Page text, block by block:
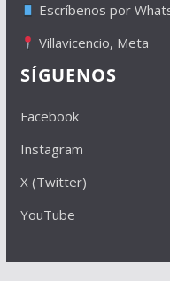
Escríbenos por
Villavicencio, Meta
SÍGUENOS
Facebook
Instagram
X (Twitter)
YouTube